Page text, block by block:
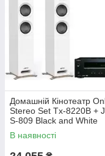
Домашній Кінотеатр
Stereo Set Tx-8220B +
S-809 Black and White
(Tx8220Bs809Cz+Bia)
В наявності